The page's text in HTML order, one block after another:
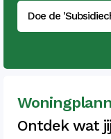
Doe de
Ontdek wat